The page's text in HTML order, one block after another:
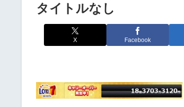
タイトルなし
X Facebook